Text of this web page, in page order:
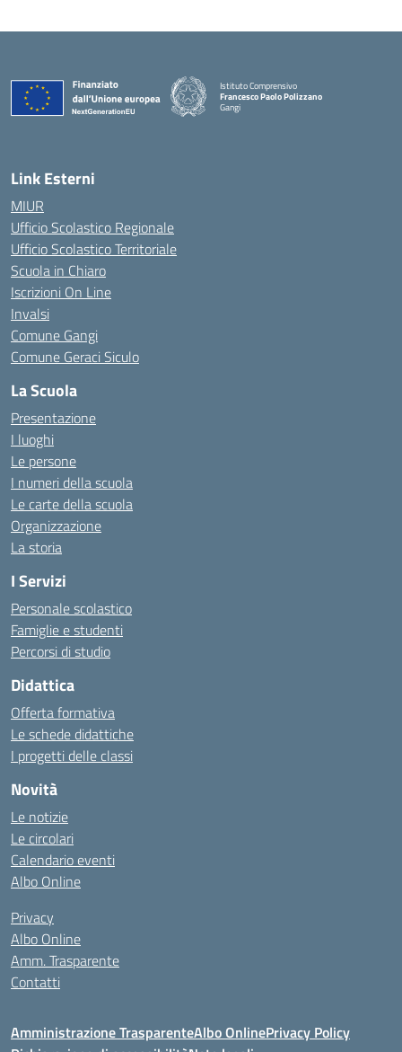
Istituto Comprensivo
Francesco Paolo Polizzano
Gangi
— Visita la pagina iniziale della scuola
Link Esterni
MIUR
Ufficio Scolastico Regionale
Ufficio Scolastico Territoriale
Scuola in Chiaro
Iscrizioni On Line
Invalsi
Comune Gangi
Comune Geraci Siculo
La Scuola
Presentazione
I luoghi
Le persone
I numeri della scuola
Le carte della scuola
Organizzazione
La storia
I Servizi
Personale scolastico
Famiglie e studenti
Percorsi di studio
Didattica
Offerta formativa
Le schede didattiche
I progetti delle classi
Novità
Le notizie
Le circolari
Calendario eventi
Albo Online
Privacy
Albo Online
Amm. Trasparente
Contatti
Amministrazione TrasparenteAlbo OnlinePrivacy Policy